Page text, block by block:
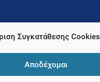
Συγκατάθεσης Cookies
Αποδέχομαι